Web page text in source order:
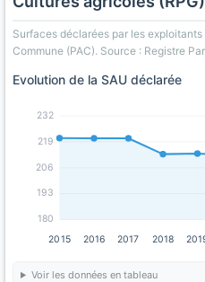
Surfaces déclarées par les
Commune (PAC). Source : Registre
Evolution de la SAU déclarée
180
193
206
219
232
2015 2016 2017 2018
Voir les données en tableau